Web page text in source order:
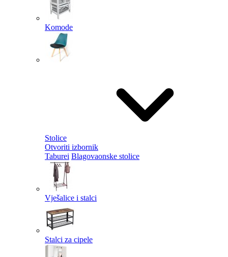
Komode
Stolice
Otvoriti izbornik
Taburei Blagovaonske stolice
Vješalice i stalci
Stalci za cipele